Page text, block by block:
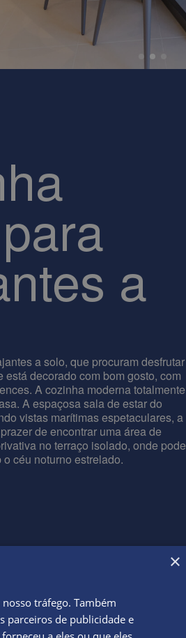
a
a solo, que procuram desfrutar
decorado com bom gosto, com
A cozinha moderna totalmente
A espaçosa sala de estar do
vistas marítimas espetaculares, a
de encontrar uma área de
no terraço isolado, onde pode
céu noturno estrelado.
×
tráfego. Também
parceiros de publicidade e